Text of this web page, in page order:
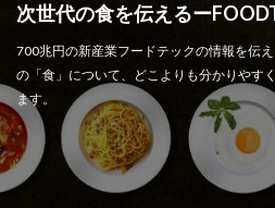
次世代の食を伝えるー
700兆円の新産業フードテックの情報を伝
の「食」について、どこよりも分かりやす
ます。